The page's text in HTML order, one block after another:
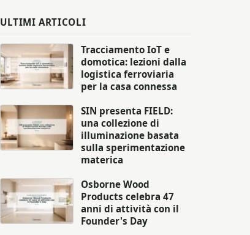
ULTIMI ARTICOLI
Tracciamento IoT e
domotica: lezioni dalla
logistica ferroviaria
per la casa connessa
SIN presenta FIELD:
una collezione di
illuminazione basata
sulla sperimentazione
materica
Osborne Wood
Products celebra 47
anni di attività con il
Founder's Day